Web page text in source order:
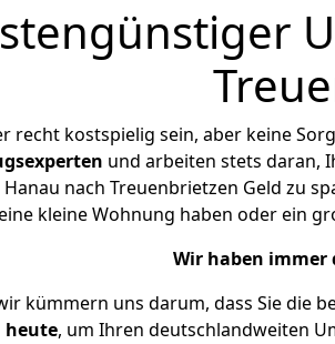
recht kostspielig sein, aber keine
und arbeiten stets daran,
nach Treuenbrietzen Geld zu
kleine Wohnung haben oder ein
Wir haben immer
kümmern uns darum, dass Sie die
heute, um Ihren deutschlandweiten